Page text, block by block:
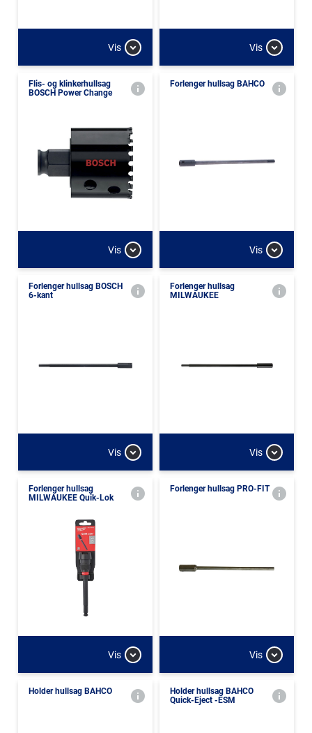
Vis Vis
Flis- og klinkerhullsag
BOSCH Power Change
Vis
Forlenger hullsag BAHCO
Vis
Forlenger hullsag BOSCH
6-kant
Vis
Forlenger hullsag
MILWAUKEE
Vis
Forlenger hullsag
MILWAUKEE Quik-Lok
Vis
Forlenger hullsag PRO-FIT
Vis
Holder hullsag BAHCO
Holder hullsag BAHCO
Quick-Eject -ESM